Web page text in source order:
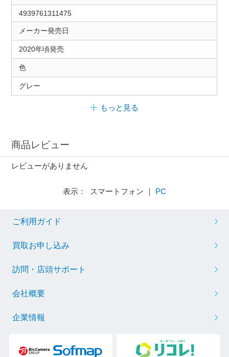
4939761311475
メーカー発売日
2020年頃発売
色
グレー
もっと見る
商品レビュー
レビューがありません
表示： スマートフォン ｜ PC
ご利用ガイド
買取お申し込み
訪問・店頭サポート
会社概要
企業情報